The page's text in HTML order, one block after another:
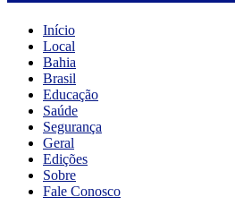
Início
Local
Bahia
Brasil
Educação
Saúde
Segurança
Geral
Edições
Sobre
Fale Conosco